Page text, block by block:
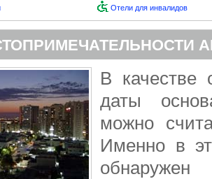
Отели для инвалидов
В качестве
даты
можно
Именно в